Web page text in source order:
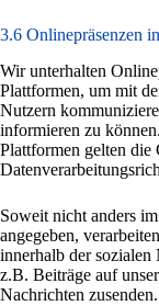
3.6 Onlinepräsenzen
Wir unterhalten
Plattformen, um mit
Nutzern
informieren zu
Plattformen gelten die
Soweit nicht anders
angegeben,
innerhalb der
z.B. Beiträge auf
Nachrichten zusenden.